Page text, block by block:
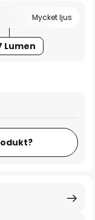
Mycket ljus
Lumen